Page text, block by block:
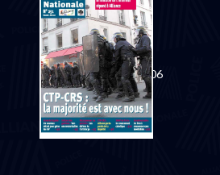
Septembre 2006